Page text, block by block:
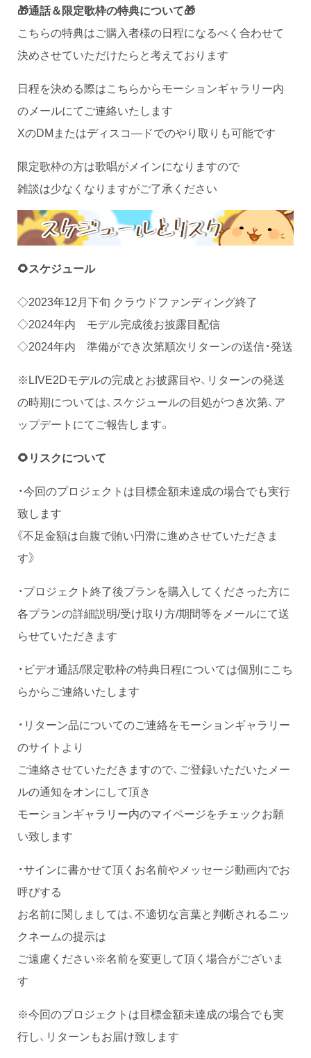
🎁通話＆限定歌枠の特典について🎁
こちらの特典はご購入者様の日程になるべく合わせて
決めさせていただけたらと考えております
日程を決める際はこちらからモーションギャラリー内
のメールにてご連絡いたします
XのDMまたはディスコ―ドでのやり取りも可能です
限定歌枠の方は歌唱がメインになりますので
雑談は少なくなりますがご了承ください
🌻スケジュール
◇2023年12月下旬 クラウドファンディング終了
◇2024年内 モデル完成後お披露目配信
◇2024年内 準備ができ次第順次リターンの送信・発送
※LIVE2Dモデルの完成とお披露目や、リターンの発送
の時期については、スケジュールの目処がつき次第、ア
ップデートにてご報告します。
🌻リスクについて
・今回のプロジェクトは目標金額未達成の場合でも実行
致します
《不足金額は自腹で賄い円滑に進めさせていただきま
す》
・プロジェクト終了後プランを購入してくださった方に
各プランの詳細説明/受け取り方/期間等をメールにて送
らせていただきます
・ビデオ通話/限定歌枠の特典日程については個別にこち
らからご連絡いたします
・リターン品についてのご連絡をモーションギャラリー
のサイトより
ご連絡させていただきますので、ご登録いただいたメー
ルの通知をオンにして頂き
モーションギャラリー内のマイページをチェックお願
い致します
・サインに書かせて頂くお名前やメッセージ動画内でお
呼びする
お名前に関しましては、不適切な言葉と判断されるニッ
クネームの提示は
ご遠慮ください※名前を変更して頂く場合がございま
す
※今回のプロジェクトは目標金額未達成の場合でも実
行し、リターンもお届け致します